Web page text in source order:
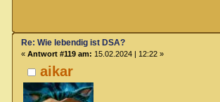
aikar
Re: Wie lebendig ist DSA?
« Antwort #119 am: 15.02.2024 | 12:22 »